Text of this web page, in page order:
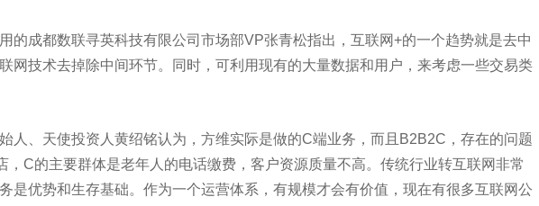
成都数联寻英科技有限公司市场部VP张青松指出，互联网+的一个趋势就是去中
网技术去掉除中间环节。同时，可利用现有的大量数据和用户，来考虑一些交易类
、天使投资人黄绍铭认为，方维实际是做的C端业务，而且B2B2C，存在的问题
，C的主要群体是老年人的电话缴费，客户资源质量不高。传统行业转互联网非常
是优势和生存基础。作为一个运营体系，有规模才会有价值，现在有很多互联网公